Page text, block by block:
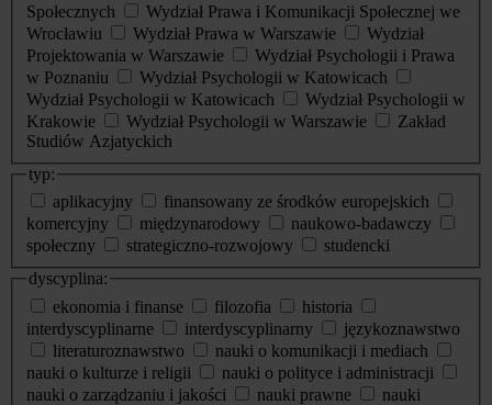
Społecznych
Wydział Prawa i Komunikacji Społecznej we
Wrocławiu
Wydział Prawa w Warszawie
Wydział
Projektowania w Warszawie
Wydział Psychologii i Prawa
w Poznaniu
Wydział Psychologii w Katowicach
Wydział Psychologii w Katowicach
Wydział Psychologii w
Krakowie
Wydział Psychologii w Warszawie
Zakład
Studiów Azjatyckich
typ:
aplikacyjny
finansowany ze środków europejskich
komercyjny
międzynarodowy
naukowo-badawczy
społeczny
strategiczno-rozwojowy
studencki
dyscyplina:
ekonomia i finanse
filozofia
historia
interdyscyplinarne
interdyscyplinarny
językoznawstwo
literaturoznawstwo
nauki o komunikacji i mediach
nauki o kulturze i religii
nauki o polityce i administracji
nauki o zarządzaniu i jakości
nauki prawne
nauki